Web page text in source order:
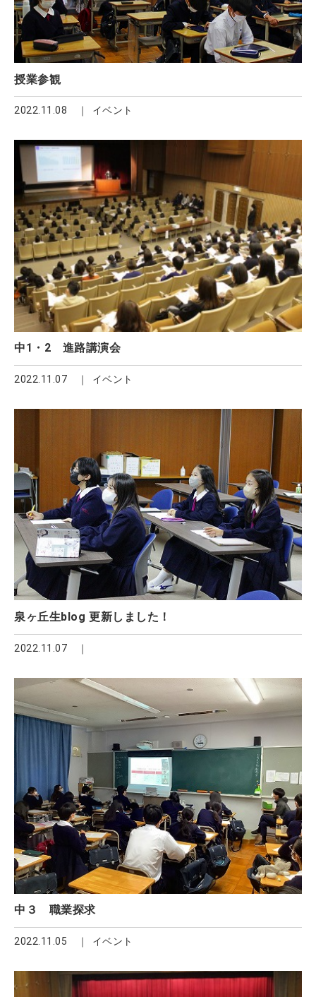
授業参観
2022.11.08 イベント
中1・2 進路講演会
2022.11.07 イベント
泉ヶ丘生blog 更新しました！
2022.11.07
中３ 職業探求
2022.11.05 イベント